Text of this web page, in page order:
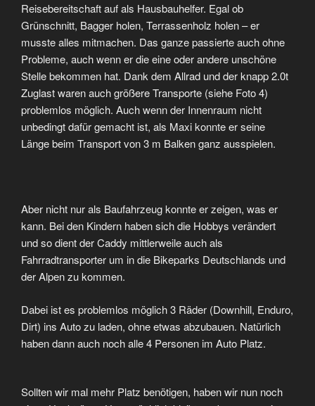
Reisebereitschaft auf als Hausbauhelfer. Egal ob
Grünschnitt, Bagger holen, Terrassenholz holen – er
musste alles mitmachen. Das ganze passierte auch ohne
Probleme, auch wenn er die eine oder andere unschöne
Stelle bekommen hat. Dank dem Allrad und der knapp 2.0t
Zuglast waren auch größere Transporte (siehe Foto 4)
problemlos möglich. Auch wenn der Innenraum nicht
unbedingt dafür gemacht ist, als Maxi konnte er seine
Länge beim Transport von 3 m Balken ganz ausspielen.
Aber nicht nur als Baufahrzeug konnte er zeigen, was er
kann. Bei den Kindern haben sich die Hobbys verändert
und so dient der Caddy mittlerweile auch als
Fahrradtransporter um in die Bikeparks Deutschlands und
der Alpen zu kommen.
Dabei ist es problemlos möglich 3 Räder (Downhill, Enduro,
Dirt) ins Auto zu laden, ohne etwas abzubauen. Natürlich
haben dann auch noch alle 4 Personen im Auto Platz.
Sollten wir mal mehr Platz benötigen, haben wir nun noch